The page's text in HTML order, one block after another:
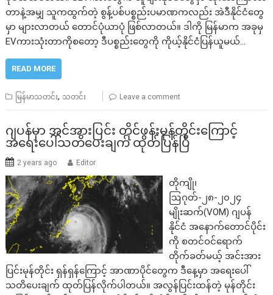
တာနဲ့အမျှ သူကထွက်တဲ့ စွန့်ပစ်ပစ္စည်းပမာဏကလည်း အဲဒီနိုင်ငံတွေ
မှာ များလာတယ် တောင်ပုံယာပုံ ဖြစ်လာတယ်။ ဒါကို မြန်မာက အခုမှ
EVကားသုံးတာကိုစတော့ ဒီပစ္စည်းတွေကို ကိုယ့်နိုင်ငံပြန်ယူမယ်…
READ MORE
မြန်မာသတင်း, သတင်း Leave a comment
ဂျပန်မှာ အင်အားပြင်း တိုင်ဖွန်းမုန်တိုင်းကြောင့်
အရေးပေါ်သတိပေးချက် ထုတ်ပြန်ပြီ
2 years ago Editor
တိုကျို၊
ဩဂုတ်-၂၈-၂၀၂၄
မျိုးဆက်(VOM) ဂျပန်
နိုင်ငံ အနောက်တောင်ပိုင်း
ကို စတင်ဝင်ရောက်
တိုက်ခတ်မယ့် အင်းအား
ပြင်းမုန်တိုင်း ရှန်ရှန်ကြောင့် အာဏာပိုင်တွေက ဒီနေ့မှာ အရေးပေါ်
သတိပေးချက် ထုတ်ပြန်လိုက်ပါတယ်။ အလွန်ပြင်းထန်တဲ့ မုန်တိုင်း